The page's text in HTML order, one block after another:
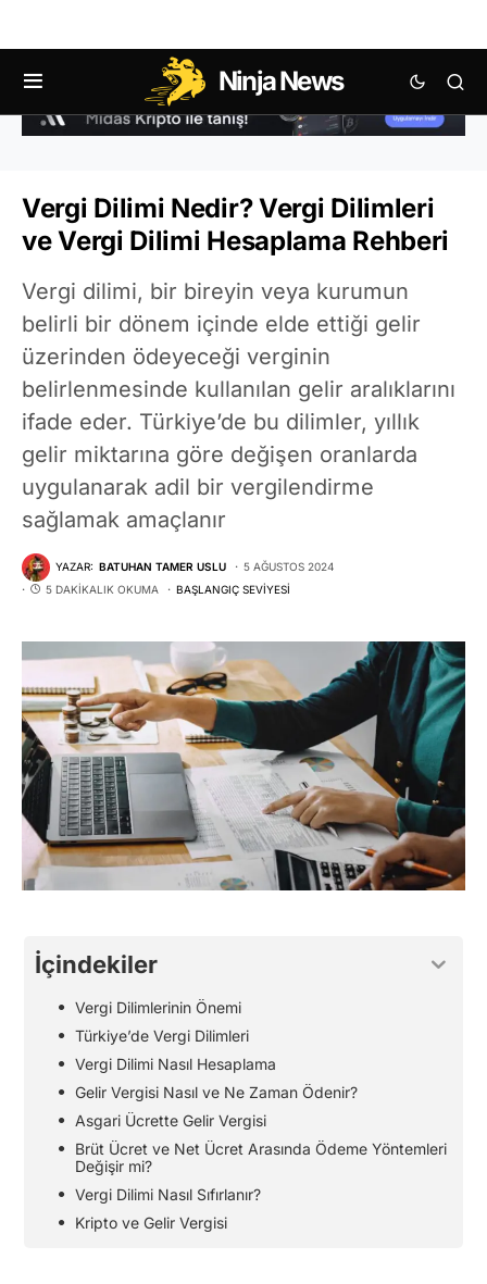
Ninja News
Vergi Dilimi Nedir? Vergi Dilimleri
ve Vergi Dilimi Hesaplama Rehberi
Vergi dilimi, bir bireyin veya kurumun
belirli bir dönem içinde elde ettiği gelir
üzerinden ödeyeceği verginin
belirlenmesinde kullanılan gelir aralıklarını
ifade eder. Türkiye’de bu dilimler, yıllık
gelir miktarına göre değişen oranlarda
uygulanarak adil bir vergilendirme
sağlamak amaçlanır
YAZAR: BATUHAN TAMER USLU
5 AĞUSTOS 2024
5 DAKIKALIK OKUMA
BAŞLANGIÇ SEVIYESI
İçindekiler
Vergi Dilimlerinin Önemi
Türkiye’de Vergi Dilimleri
Vergi Dilimi Nasıl Hesaplama
Gelir Vergisi Nasıl ve Ne Zaman Ödenir?
Asgari Ücrette Gelir Vergisi
Brüt Ücret ve Net Ücret Arasında Ödeme Yöntemleri
Değişir mi?
Vergi Dilimi Nasıl Sıfırlanır?
Kripto ve Gelir Vergisi